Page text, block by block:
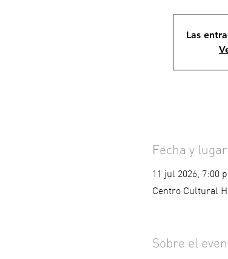
Las
Fecha y lugar
11 jul 2026, 7:00
Centro Cultural
Sobre el